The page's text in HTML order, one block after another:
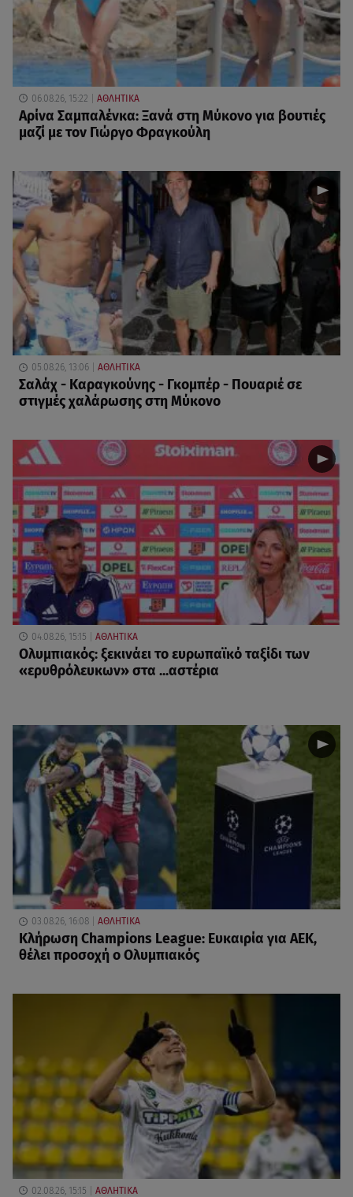
06.08.26, 15:22 ΑΘΛΗΤΙΚΑ
Αρίνα Σαμπαλένκα: Ξανά στη Μύκονο για βουτιές
μαζί με τον Γιώργο Φραγκούλη
05.08.26, 13:06 ΑΘΛΗΤΙΚΑ
Σαλάχ - Καραγκούνης - Γκομπέρ - Πουαριέ σε
στιγμές χαλάρωσης στη Μύκονο
04.08.26, 15:15 ΑΘΛΗΤΙΚΑ
Ολυμπιακός: ξεκινάει το ευρωπαϊκό ταξίδι των
«ερυθρόλευκων» στα ...αστέρια
03.08.26, 16:08 ΑΘΛΗΤΙΚΑ
Κλήρωση Champions League: Ευκαιρία για ΑΕΚ,
θέλει προσοχή ο Ολυμπιακός
02.08.26, 15:15 ΑΘΛΗΤΙΚΑ